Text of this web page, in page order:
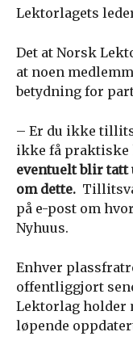
Lektorlagets
Det at Norsk
at noen
betydning for
– Er du ikke
ikke få praktiske
eventuelt blir tatt
om dette.
på e-post om
Nyhuus.
Enhver
offentliggjort
Lektorlag holder
løpende